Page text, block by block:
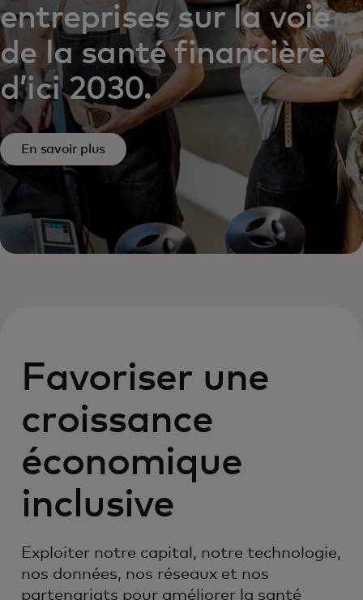
entreprises sur la voie
de la santé financière
d’ici 2030.
En savoir plus
Favoriser une
croissance
économique
inclusive
Exploiter notre capital, notre technologie,
nos données, nos réseaux et nos
partenariats pour améliorer la santé